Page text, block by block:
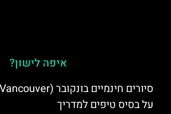
איפה לישון?
על בסיס טיפים למדריך